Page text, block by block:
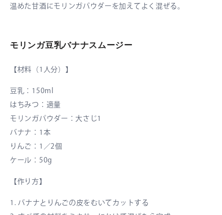
温めた甘酒にモリンガパウダーを加えてよく混ぜる。
モリンガ豆乳バナナスムージー
【材料（1人分）】
豆乳：150ml
はちみつ：適量
モリンガパウダー：大さじ1
バナナ：1本
りんご：1／2個
ケール：50g
【作り方】
1. バナナとりんごの皮をむいてカットする